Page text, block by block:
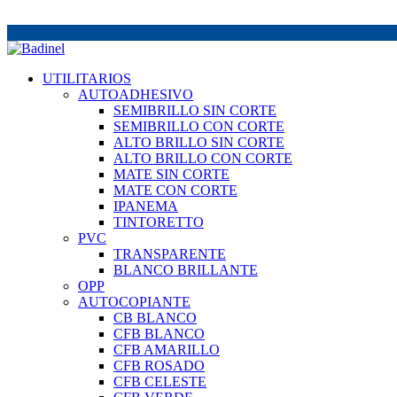
UTILITARIOS
AUTOADHESIVO
SEMIBRILLO SIN CORTE
SEMIBRILLO CON CORTE
ALTO BRILLO SIN CORTE
ALTO BRILLO CON CORTE
MATE SIN CORTE
MATE CON CORTE
IPANEMA
TINTORETTO
PVC
TRANSPARENTE
BLANCO BRILLANTE
OPP
AUTOCOPIANTE
CB BLANCO
CFB BLANCO
CFB AMARILLO
CFB ROSADO
CFB CELESTE